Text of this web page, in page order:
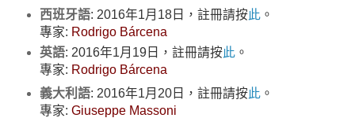
西班牙語: 2016年1月18日，註冊請按此。
專家: Rodrigo Bárcena
英語: 2016年1月19日，註冊請按此。
專家: Rodrigo Bárcena
義大利語: 2016年1月20日，註冊請按此。
專家: Giuseppe Massoni